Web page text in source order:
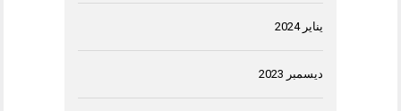
يناير 2024
ديسمبر 2023